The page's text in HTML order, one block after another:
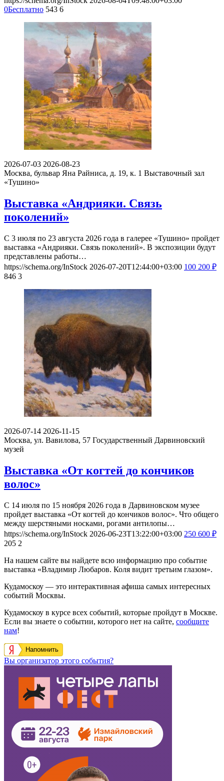
0Бесплатно 543 6
2026-07-03 2026-08-23
Москва, бульвар Яна Райниса, д. 19, к. 1 Выставочный зал
«Тушино»
Выставка «Андрияки. Связь
поколений»
С 3 июля по 23 августа 2026 года в галерее «Тушино» пройдет
выставка «Андрияки. Связь поколений». В экспозиции будут
представлены работы…
https://schema.org/InStock 2026-07-20T12:44:00+03:00 100 200 ₽
846 3
2026-07-14 2026-11-15
Москва, ул. Вавилова, 57 Государственный Дарвиновский
музей
Выставка «От когтей до кончиков
волос»
С 14 июля по 15 ноября 2026 года в Дарвиновском музее
пройдет выставка «От когтей до кончиков волос». Что общего
между шерстяными носками, рогами антилопы…
https://schema.org/InStock 2026-06-23T13:22:00+03:00 250 600 ₽
205 2
На нашем сайте вы найдете всю информацию про событие
выставка «Владимир Любаров. Коля видит третьим глазом».
Кудамоскоу — это интерактивная афиша самых интересных
событий Москвы.
Кудамоскоу в курсе всех событий, которые пройдут в Москве.
Если вы знаете о событии, которого нет на сайте, сообщите
нам!
Напомнить
Вы организатор этого события?